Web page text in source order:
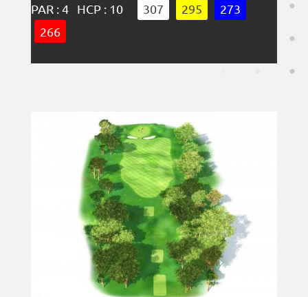
PAR : 4 HCP : 10 307 295
273
266